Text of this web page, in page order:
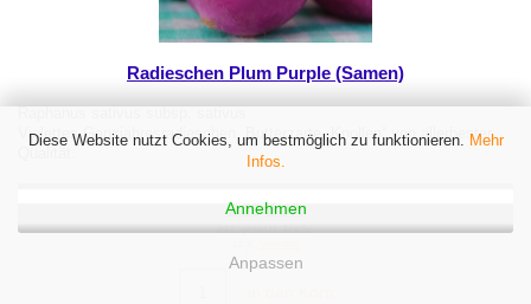
Diese Website nutzt Cookies, um bestmöglich zu funktionieren. Mehr
Infos.
Annehmen
Anpassen
Radieschen Plum Purple (Samen)
Violettes Ganzjahresradieschen. Butterzarte „Knollen“ von allerbester
2,20 EUR
inkl. gesetzl. MwSt.